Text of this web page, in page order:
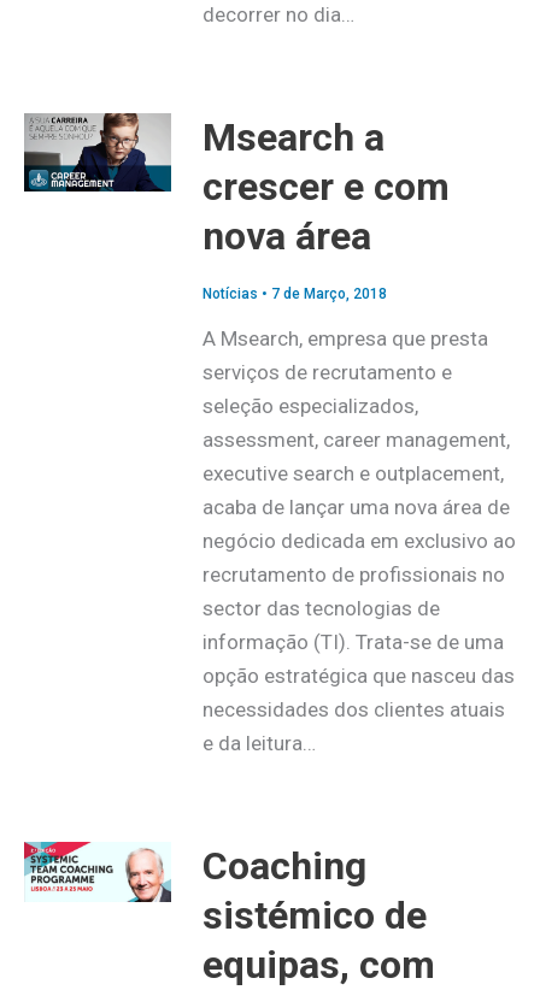
decorrer no dia…
Msearch a
crescer e com
nova área
Notícias • 7 de Março, 2018
A Msearch, empresa que presta
serviços de recrutamento e
seleção especializados,
assessment, career management,
executive search e outplacement,
acaba de lançar uma nova área de
negócio dedicada em exclusivo ao
recrutamento de profissionais no
sector das tecnologias de
informação (TI). Trata-se de uma
opção estratégica que nasceu das
necessidades dos clientes atuais
e da leitura…
Coaching
sistémico de
equipas, com